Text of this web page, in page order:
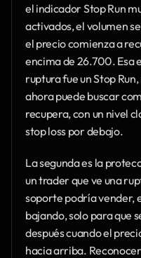
el indicador Stop Run
activados, el volumen
el precio comienza a
encima de 26.700. Esa
ruptura fue un Stop
ahora puede buscar
recupera, con un nivel
stop loss por debajo.
La segunda es la
un trader que ve una
soporte podría vender,
bajando, solo para que
después cuando el
hacia arriba.